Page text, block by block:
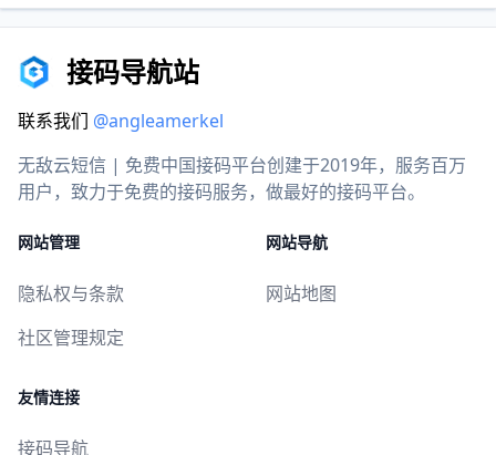
接码导航站
联系我们 @angleamerkel
无敌云短信 | 免费中国接码平台创建于2019年，服务百万
用户，致力于免费的接码服务，做最好的接码平台。
网站管理
隐私权与条款
社区管理规定
网站导航
网站地图
友情连接
接码导航